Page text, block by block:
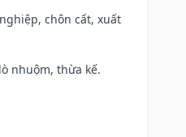
chôn cất, xuất
nhuộm, thừa kế.